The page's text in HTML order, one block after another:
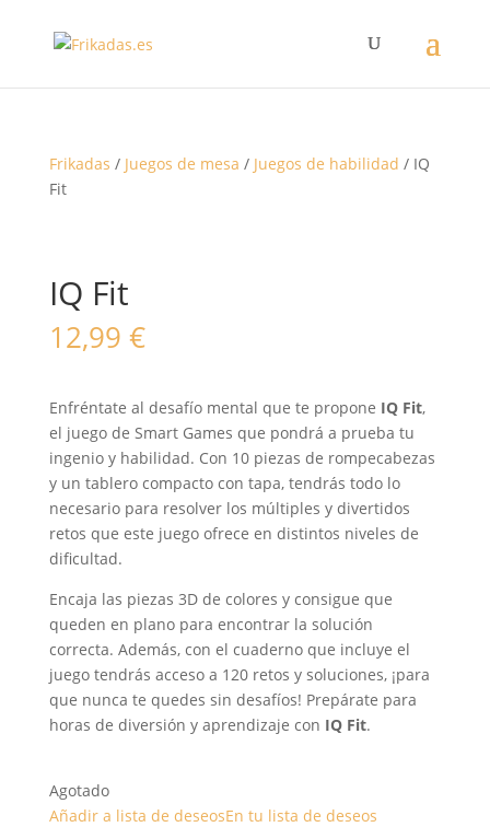
Frikadas / Juegos de mesa / Juegos de habilidad / IQ
Fit
IQ Fit
12,99 €
Enfréntate al desafío mental que te propone IQ Fit,
el juego de Smart Games que pondrá a prueba tu
ingenio y habilidad. Con 10 piezas de rompecabezas
y un tablero compacto con tapa, tendrás todo lo
necesario para resolver los múltiples y divertidos
retos que este juego ofrece en distintos niveles de
dificultad.
Encaja las piezas 3D de colores y consigue que
queden en plano para encontrar la solución
correcta. Además, con el cuaderno que incluye el
juego tendrás acceso a 120 retos y soluciones, ¡para
que nunca te quedes sin desafíos! Prepárate para
horas de diversión y aprendizaje con IQ Fit.
Agotado
Añadir a lista de deseosEn tu lista de deseos